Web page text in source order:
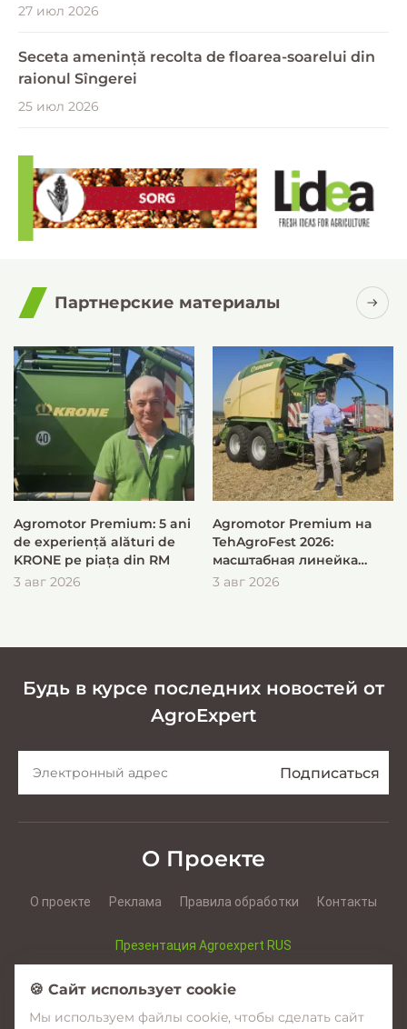
27 июл 2026
Seceta amenință recolta de floarea-soarelui din
raionul Sîngerei
25 июл 2026
Партнерские материалы
Agromotor Premium: 5 ani
de experiență alături de
KRONE pe piața din RM
3 авг 2026
Agromotor Premium на
TehAgroFest 2026:
масштабная линейка
KRONE для быстрой и
3 авг 2026
Будь в курсе последних новостей от
AgroExpert
О Проекте
О проекте Реклама Правила обработки Контакты
Презентация Agroexpert RUS
Facebook YouTube Instagram
🍪 Сайт использует cookie
Мы используем файлы cookie, чтобы сделать сайт